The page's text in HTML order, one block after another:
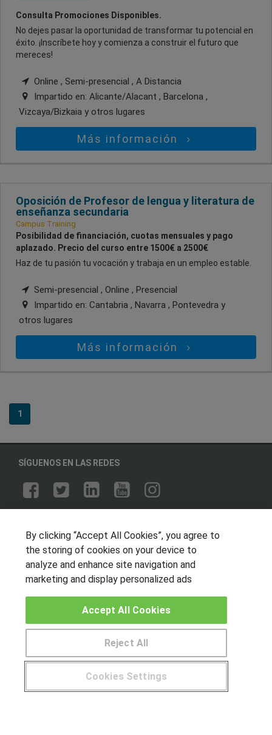
Consulta Promociones Disponibles.
No dejes pasar la oportunidad de transformar tu potencial en
éxito. ¡Inscríbete hoy y comienza a construir el futuro que
mereces!
Online , Semi-presencial , A Distancia
Impartido en: Alicante/Alacant , Barcelona ,
Vizcaya/Bizkaia y otros lugares
Más información
Oposición de Profesor de lengua y literatura de
enseñanza secundaria
Campus Training
Posibilidad de financiación, cuotas mensuales y pago
aplazado. Precio del curso entre 1500€ a 2500€
Haz de tu pasión tu vocación y trabaja en un empleo estable.
Semi-presencial , Online , Presencial
Impartido en: Cantabria , Navarra , Pontevedra y
otros lugares
Más información
1
SÍGUENOS EN LAS REDES
Muro de los idiomas
Hablemos de empleo
Locos por las becas
CENTROS DE FORMACIÓN
Publicar cursos
USUARIOS
Aviso legal
¿Tienes alguna duda? 900 264 357
By clicking “Accept All Cookies”, you agree to
the storing of cookies on your device to
analyze and enhance site navigation and
marketing and display personalized ads
Cookies Settings
Reject All
Accept All Cookies